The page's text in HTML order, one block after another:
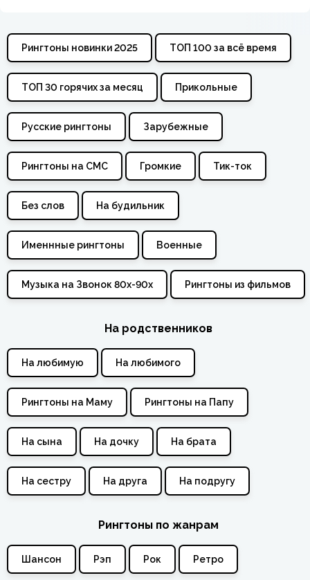
Рингтоны новинки 2025 ТОП 100 за всё время
ТОП 30 горячих за месяц Прикольные
Русские рингтоны Зарубежные
Рингтоны на СМС Громкие Тик-ток
Без слов На будильник
Именнные рингтоны Военные
Музыка на Звонок 80х-90х Рингтоны из фильмов
На родственников
На любимую На любимого
Рингтоны на Маму Рингтоны на Папу
На сына На дочку На брата
На сестру На друга На подругу
Рингтоны по жанрам
Шансон Рэп Рок Ретро